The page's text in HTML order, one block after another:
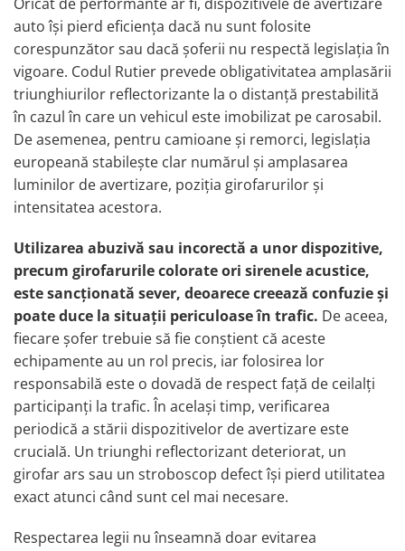
Oglinzi auto
Parasolare Camion – Cabina si
Accesorii
Protectii si pasaje roti
Reclame Luminoase
Electrice auto, camioane si remorci
Borne si Conectori Baterie Auto
Cabluri Auto Spiralate
Cabluri Multifilare Auto
Comutatoare si intrerupatoare
auto
Conectori Cabluri si Izolatie Auto
Instalatii Electrice pentru Remorci
Instalatii Electrice Proiectoare
Invertoare de tensiune
Prize bricheta & USB
Prize, stechere si mufe auto
Conectori instalatii electrice auto,
camion si remorca
Prize si conectori alimentare 2/3
auto își pierd eficiența dacă nu sunt folosite
corespunzător sau dacă șoferii nu respectă legislația în
vigoare. Codul Rutier prevede obligativitatea amplasării
triunghiurilor reflectorizante la o distanță prestabilită
în cazul în care un vehicul este imobilizat pe carosabil.
De asemenea, pentru camioane și remorci, legislația
europeană stabilește clar numărul și amplasarea
luminilor de avertizare, poziția girofarurilor și
intensitatea acestora.
Utilizarea abuzivă sau incorectă a unor dispozitive,
precum girofarurile colorate ori sirenele acustice,
este sancționată sever, deoarece creează confuzie și
poate duce la situații periculoase în trafic. De aceea,
fiecare șofer trebuie să fie conștient că aceste
echipamente au un rol precis, iar folosirea lor
responsabilă este o dovadă de respect față de ceilalți
participanți la trafic. În același timp, verificarea
periodică a stării dispozitivelor de avertizare este
crucială. Un triunghi reflectorizant deteriorat, un
girofar ars sau un stroboscop defect își pierd utilitatea
exact atunci când sunt cel mai necesare.
Respectarea legii nu înseamnă doar evitarea